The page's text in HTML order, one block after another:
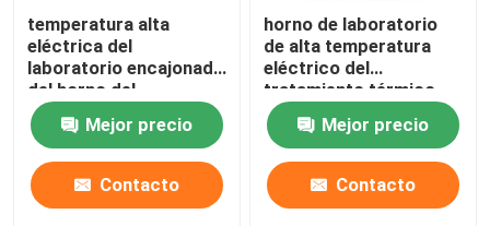
temperatura alta
eléctrica del
laboratorio encajonado
del horno del
tratamiento térmico
1200C con el alambre
de resistencia
Mejor precio
Contacto
horno de laboratorio
de alta temperatura
eléctrico del
tratamiento térmico
1400C con el alambre
de resistencia
Mejor precio
Contacto